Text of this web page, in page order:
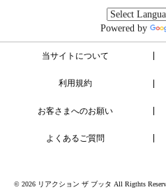
Powered by
当サイトについて
利用規約
お客さまへのお願い
よくあるご質問
© 2026 リアクション ザ ブッタ All Rigthts